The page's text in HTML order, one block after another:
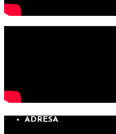
ADRESA